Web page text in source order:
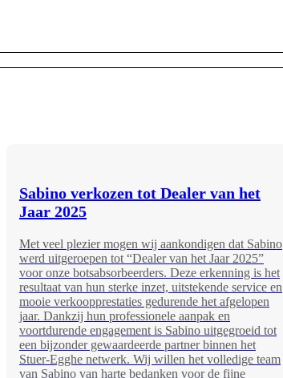
Sabino verkozen tot Dealer van het
Jaar 2025
Met veel plezier mogen wij aankondigen dat Sabino
werd uitgeroepen tot “Dealer van het Jaar 2025”
voor onze botsabsorbeerders. Deze erkenning is het
resultaat van hun sterke inzet, uitstekende service en
mooie verkoopprestaties gedurende het afgelopen
jaar. Dankzij hun professionele aanpak en
voortdurende engagement is Sabino uitgegroeid tot
een bijzonder gewaardeerde partner binnen het
Stuer-Egghe netwerk. Wij willen het volledige team
van Sabino van harte bedanken voor de fijne